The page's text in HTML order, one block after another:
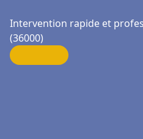
Intervention rapide et
(36000)